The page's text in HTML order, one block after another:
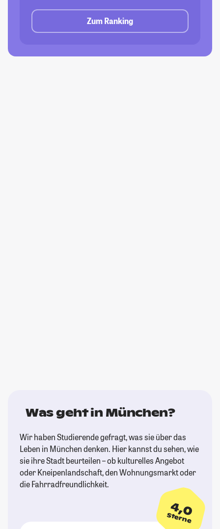
Zum Ranking
Was geht in München?
Wir haben Studierende gefragt, was sie über das
Leben in München denken. Hier kannst du sehen, wie
sie ihre Stadt beurteilen – ob kulturelles Angebot
oder Kneipenlandschaft, den Wohnungsmarkt oder
die Fahrradfreundlichkeit.
4,0
Sterne